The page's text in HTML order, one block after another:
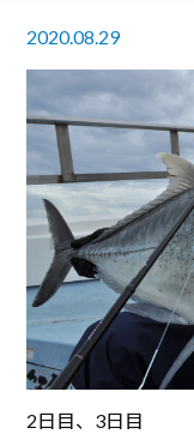
2020.08.29
2日目、3日目